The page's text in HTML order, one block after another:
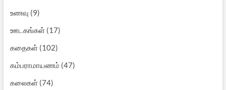
உணவு (9)
ஊடகங்கள்(17)
கதைகள்(102)
கம்பராமாயணம் (47)
கலைகள்(74)